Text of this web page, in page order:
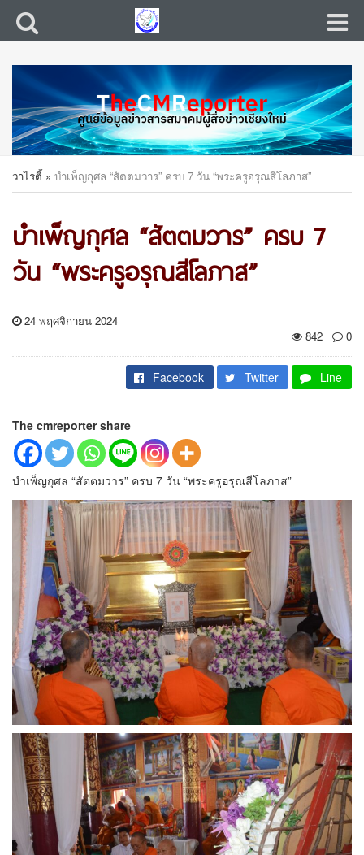
วาไรตี้ » บำเพ็ญกุศล “สัตตมวาร” ครบ 7 วัน “พระครูอรุณสีโลภาส”
บำเพ็ญกุศล “สัตตมวาร” ครบ 7
วัน “พระครูอรุณสีโลภาส”
24 พฤศจิกายน 2024
842
0
Facebook Twitter Line
The cmreporter share
บำเพ็ญกุศล “สัตตมวาร” ครบ 7 วัน “พระครูอรุณสีโลภาส”